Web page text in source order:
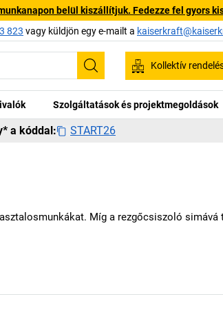
belül kiszállítjuk. Fedezze fel gyors
823 vagy küldjön egy e-mailt a
Keresés
Kollektív
Szolgáltatások és projektmegoldások
a kóddal: START26
Míg a rezgőcsiszoló simává